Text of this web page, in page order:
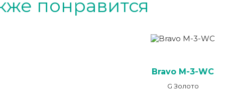
понравится
Bravo M-3-WC
G Золото